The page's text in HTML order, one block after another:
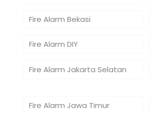
Fire Alarm Bekasi
Fire Alarm DIY
Fire Alarm Jakarta Selatan
Fire Alarm Jawa Timur